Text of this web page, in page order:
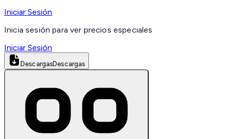
Iniciar Sesión
Inicia sesión para ver precios especiales
Iniciar Sesión
DescargasDescargas